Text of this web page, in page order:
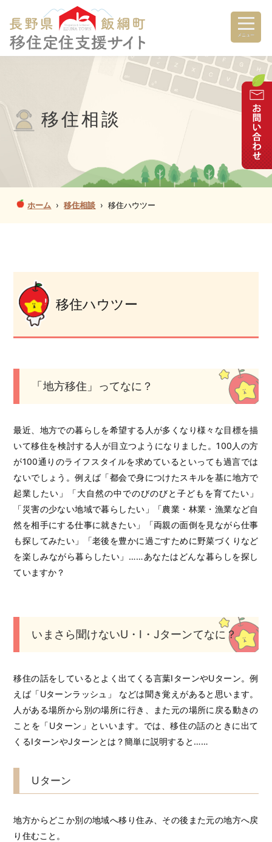
メニュー
移住相談
ホーム › 移住相談 › 移住ハウツー
移住ハウツー
「地方移住」ってなに？
最近、地方での暮らしを希望する人が多くなり様々な目標を描
いて移住を検討する人が目立つようになりました。100人の方
が100通りのライフスタイルを求めているといっても過言では
ないでしょう。例えば「都会で身につけたスキルを基に地方で
起業したい」「大自然の中でのびのびと子どもを育てたい」
「災害の少ない地域で暮らしたい」「農業・林業・漁業など自
然を相手にする仕事に就きたい」「両親の面倒を見ながら仕事
も探してみたい」「老後を豊かに過ごすために野菜づくりなど
を楽しみながら暮らしたい」……あなたはどんな暮らしを探し
ていますか？
いまさら聞けないU・I・Jターンてなに？
移住の話をしているとよく出てくる言葉IターンやUターン。例
えば「Uターンラッシュ」 などは聞き覚えがあると思います。
人がある場所から別の場所に行き、また元の場所に戻る動きの
ことを「Uターン」といいます。では、移住の話のときに出て
くるIターンやJターンとは？簡単に説明すると……
Uターン
地方からどこか別の地域へ移り住み、その後また元の地方へ戻
り住むこと。